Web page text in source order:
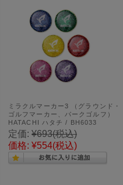
ミラクルマーカー3 （グラウンド・
ゴルフマーカー、パークゴルフ）
HATACHI ハタチ / BH6033
定価: ¥693(税込)
価格: ¥554(税込)